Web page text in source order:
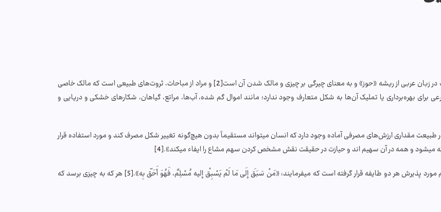
زبان عربی از ریشه «حوز» و به معنای چیرگی بر چیزی و مالک شدن آن است[2]
و مراد از مباحات، ثروت‌های طبیعی است که مالک خاصی
بهره‌برداری یا تملیک آن‌ها به شکل متعارف وجود ندارد؛ مانند اموال گم شده، آب‌ها، مراتع، گیاهان، شکارهای خشکی و دریایی و
مقداری ارزش‌های مصرفی آماده وجود دارد که انسان می­تواند مستقیماً بدون هیچ‌گونه تغییر شکل مصرف کند و مورد استفاده قرار
و همه در آن سهیم اند و حیازت در حقیقت نقش مشخص کردن سهم مشاع را ایفاء می­کند».[4]
مورد پذیرش هر دو طایفه قرار گرفته است که می­فرمایند: «مَنْ سَبَقَ إلَى مَا لَمْ يَسْبِقْ إليه مُسْلِمٌ، فَهُوَ أَحَقّ بِه».[5]
هر كه به چيزى برسد كه